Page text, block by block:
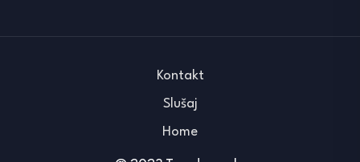
Kontakt
Slušaj
Home